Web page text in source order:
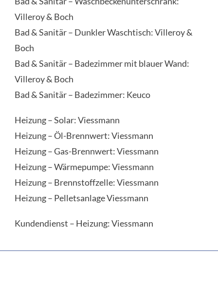
Villeroy & Boch
Bad & Sanitär – Dunkler Waschtisch: Villeroy &
Boch
Bad & Sanitär – Badezimmer mit blauer Wand:
Villeroy & Boch
Bad & Sanitär – Badezimmer: Keuco
Heizung – Solar: Viessmann
Heizung – Öl-Brennwert: Viessmann
Heizung – Gas-Brennwert: Viessmann
Heizung – Wärmepumpe: Viessmann
Heizung – Brennstoffzelle: Viessmann
Heizung – Pelletsanlage Viessmann
Kundendienst – Heizung: Viessmann